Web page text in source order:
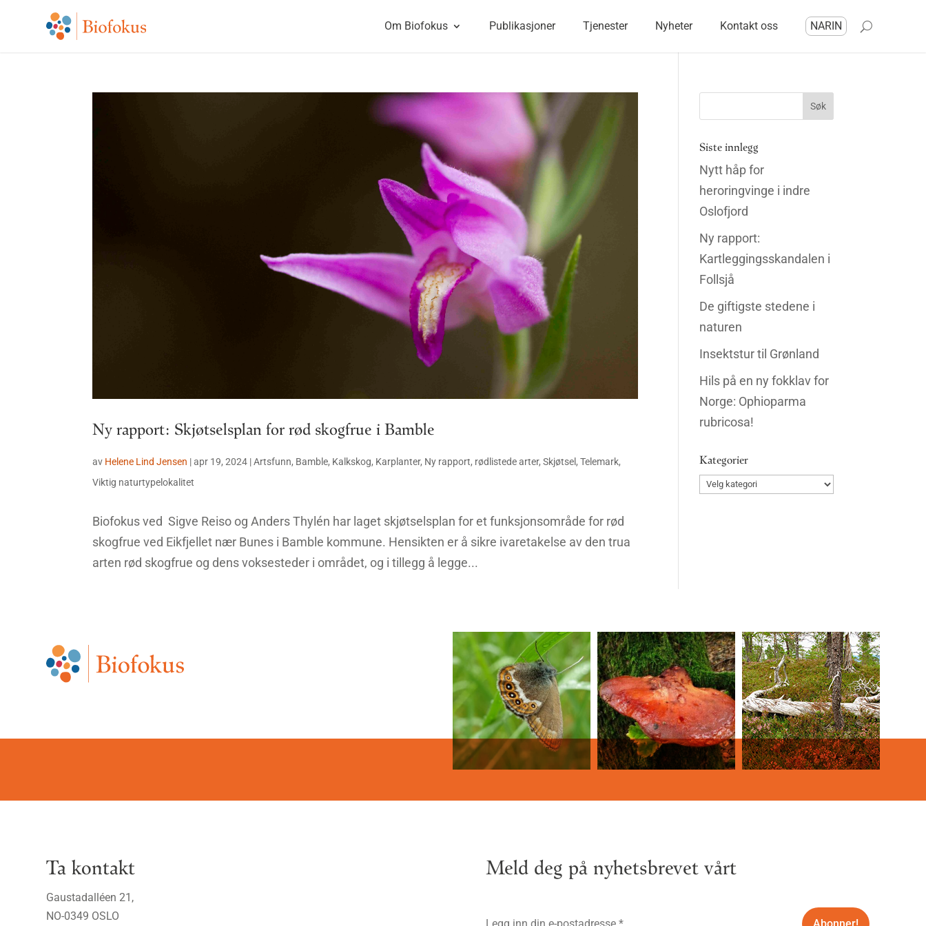
Om Biofokus Publikasjoner Tjenester Nyheter Kontakt oss NARIN
Ny rapport: Skjøtselsplan for rød skogfrue i Bamble
av Helene Lind Jensen |apr 19, 2024 |Artsfunn, Bamble, Kalkskog, Karplanter, Ny rapport, rødlistede arter,Skjøtsel,Telemark,
Viktig naturtypelokalitet
Biofokus ved Sigve Reiso og Anders Thylén har laget skjøtselsplan for et funksjonsområde for rød
skogfrue ved Eikfjellet nær Bunes i Bamble kommune. Hensikten er å sikre ivaretakelse av den trua
arten rød skogfrue og dens voksesteder i området, og i tillegg å legge...
Siste innlegg
Nytt håp for
heroringvinge i indre
Oslofjord
Ny rapport:
Kartleggingsskandalen i
Follsjå
De giftigste stedene i
naturen
Insektstur til Grønland
Hils på en ny fokklav for
Norge: Ophioparma
rubricosa!
Kategorier
Kategorier
Ta kontakt
Gaustadalléen 21,
NO-0349 OSLO
Meld deg på nyhetsbrevet vårt